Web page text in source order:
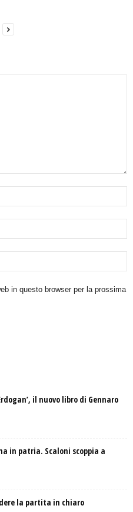
in questo browser per la prossima
il nuovo libro di Gennaro
in patria. Scaloni scoppia a
la partita in chiaro